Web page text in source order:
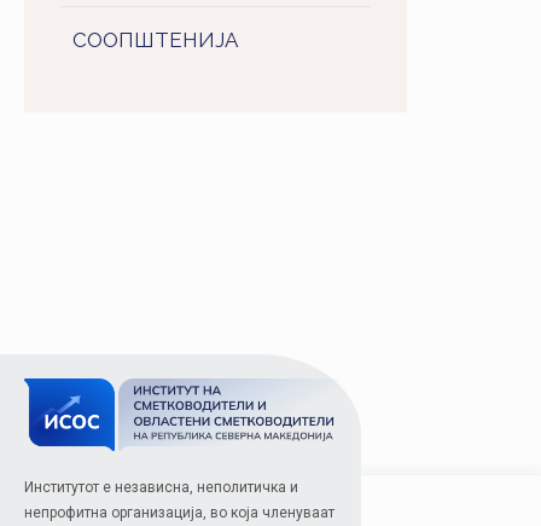
СООПШТЕНИJA
Институтот е независна, неполитичка и
непрофитна организација, во која членуваат